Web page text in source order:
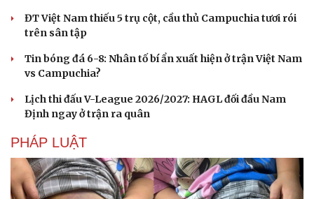
ĐT Việt Nam thiếu 5 trụ cột, cầu thủ Campuchia tươi rói
trên sân tập
Tin bóng đá 6-8: Nhân tố bí ẩn xuất hiện ở trận Việt Nam
vs Campuchia?
Lịch thi đấu V-League 2026/2027: HAGL đối đầu Nam
Định ngay ở trận ra quân
PHÁP LUẬT